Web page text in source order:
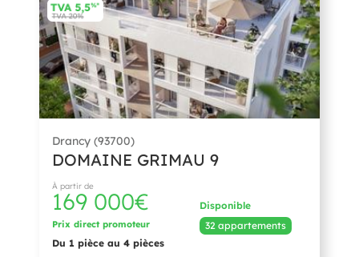
Drancy (93700)
DOMAINE GRIMAU 9
À partir de
169 000€
Prix direct promoteur
Du 1 pièce au 4 pièces
Disponible
32 appartements